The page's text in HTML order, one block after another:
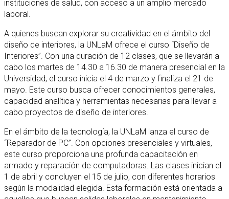
instituciones de salud, con acceso a un amplio mercado
laboral.
A quienes buscan explorar su creatividad en el ámbito del
diseño de interiores, la UNLaM ofrece el curso “Diseño de
Interiores”. Con una duración de 12 clases, que se llevarán a
cabo los martes de 14.30 a 16.30 de manera presencial en la
Universidad, el curso inicia el 4 de marzo y finaliza el 21 de
mayo. Este curso busca ofrecer conocimientos generales,
capacidad analítica y herramientas necesarias para llevar a
cabo proyectos de diseño de interiores.
En el ámbito de la tecnología, la UNLaM lanza el curso de
“Reparador de PC”. Con opciones presenciales y virtuales,
este curso proporciona una profunda capacitación en
armado y reparación de computadoras. Las clases inician el
1 de abril y concluyen el 15 de julio, con diferentes horarios
según la modalidad elegida. Esta formación está orientada a